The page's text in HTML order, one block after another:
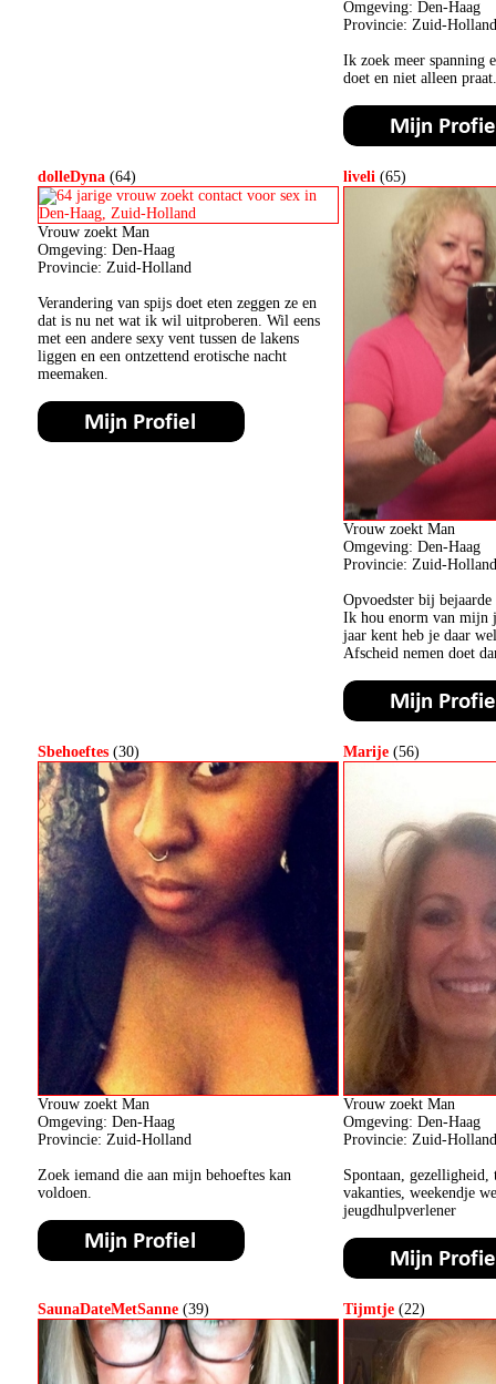
Omgeving: Den-Haag
Provincie: Zuid-Holland
Ik zoek meer spanning
doet en niet alleen praat.
dolleDyna (64)
Vrouw zoekt Man
Omgeving: Den-Haag
Provincie: Zuid-Holland
Verandering van spijs doet eten zeggen ze en
dat is nu net wat ik wil uitproberen. Wil eens
met een andere sexy vent tussen de lakens
liggen en een ontzettend erotische nacht
meemaken.
liveli (65)
Vrouw zoekt Man
Omgeving: Den-Haag
Provincie: Zuid-Holland
Opvoedster bij
Ik hou enorm van mijn
jaar kent heb je daar
Afscheid nemen doet
Sbehoeftes (30)
Vrouw zoekt Man
Omgeving: Den-Haag
Provincie: Zuid-Holland
Zoek iemand die aan mijn behoeftes kan
voldoen.
Marije (56)
Vrouw zoekt Man
Omgeving: Den-Haag
Provincie: Zuid-Holland
Spontaan, gezelligheid,
vakanties, weekendje
jeugdhulpverlener
SaunaDateMetSanne (39) Tijmtje (22)